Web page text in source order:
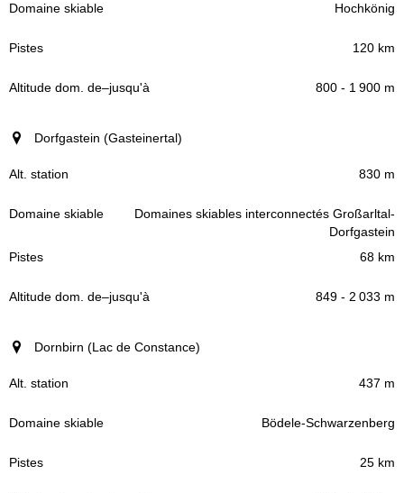
Hochkönig
120 km
800 - 1 900 m
Dorfgastein (Gasteinertal)
830 m
Domaines skiables interconnectés Großarltal-
Dorfgastein
68 km
849 - 2 033 m
Dornbirn (Lac de Constance)
437 m
Bödele-Schwarzenberg
25 km